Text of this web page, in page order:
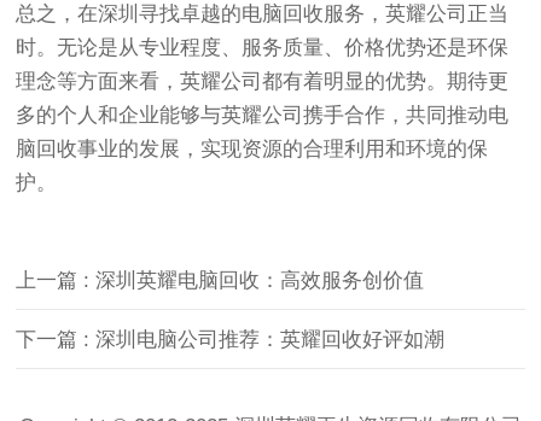
总之，在深圳寻找卓越的电脑回收服务，英耀公司正当
时。无论是从专业程度、服务质量、价格优势还是环保
理念等方面来看，英耀公司都有着明显的优势。期待更
多的个人和企业能够与英耀公司携手合作，共同推动电
脑回收事业的发展，实现资源的合理利用和环境的保
护。
上一篇 : 深圳英耀电脑回收：高效服务创价值
下一篇 : 深圳电脑公司推荐：英耀回收好评如潮